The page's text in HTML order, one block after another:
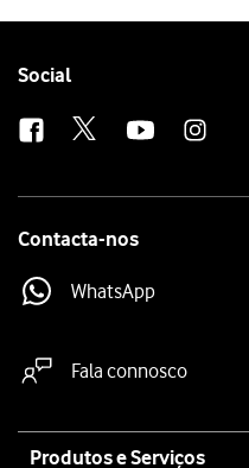
Primao ícone de definições.
Primaa app pretendida
Prima
Limpar cache
Prima
a tecla de início para
Follow
Social
Contacta-nos
WhatsApp
Fala connosco
Produtos e Serviços